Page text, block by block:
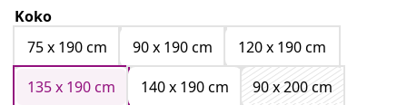
Koko
75 x 190 cm
90 x 190 cm
120 x 190 cm
135 x 190 cm
140 x 190 cm
90 x 200 cm